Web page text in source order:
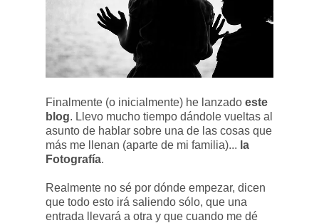
Finalmente (o inicialmente) he lanzado este
blog. Llevo mucho tiempo dándole vueltas al
asunto de hablar sobre una de las cosas que
más me llenan (aparte de mi familia)... la
Fotografía.
Realmente no sé por dónde empezar, dicen
que todo esto irá saliendo sólo, que una
entrada llevará a otra y que cuando me dé